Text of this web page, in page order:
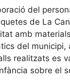
del
de La
amb
del
realitzats es
sobre el